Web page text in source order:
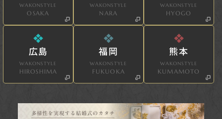
WAKONSTYLE
OSAKA
WAKONSTYLE
NARA
WAKONSTYLE
HYOGO
広島
WAKONSTYLE
HIROSHIMA
福岡
WAKONSTYLE
FUKUOKA
熊本
WAKONSTYLE
KUMAMOTO